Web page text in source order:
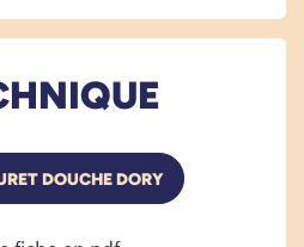
dans la douche. Ce siège,
jour, tout en
aidants.
tout : profitez d'une
de chutes ni
DOUCHE DORY